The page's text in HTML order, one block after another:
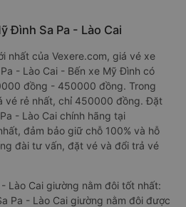
Đình Sa Pa - Lào Cai
nhất của Vexere.com, giá vé xe
- Lào Cai - Bến xe Mỹ Đình có
đồng - 450000 đồng. Trong
vé rẻ nhất, chỉ 450000 đồng. Đặt
- Lào Cai chính hãng tại
đảm bảo giữ chỗ 100% và hỗ
đài tư vấn, đặt vé và đổi trả vé
Lào Cai giường nằm đôi tốt nhất:
Pa - Lào Cai giường nằm đôi được